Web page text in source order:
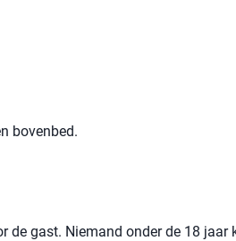
bovenbed.
gast. Niemand onder de 18 jaar